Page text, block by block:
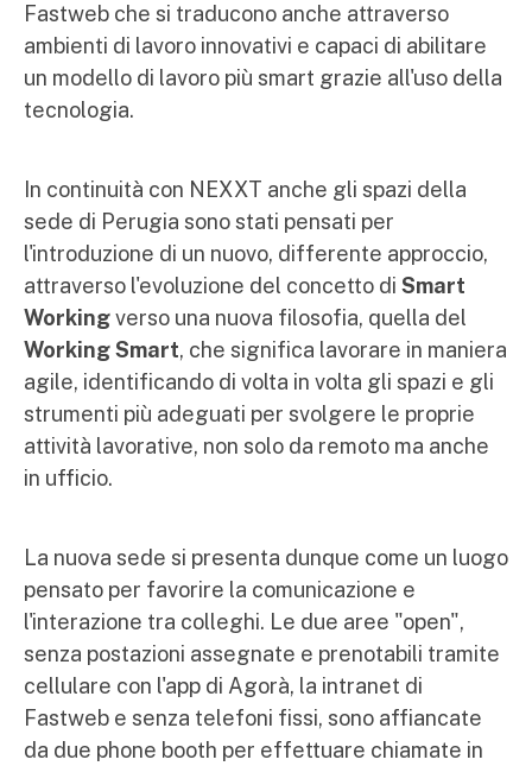
Fastweb che si traducono anche attraverso
ambienti di lavoro innovativi e capaci di abilitare
un modello di lavoro più smart grazie all'uso della
tecnologia.
In continuità con NEXXT anche gli spazi della
sede di Perugia sono stati pensati per
l'introduzione di un nuovo, differente approccio,
attraverso l'evoluzione del concetto di Smart
Workingverso una nuova filosofia, quella del
Working Smart, che significa lavorare in maniera
agile, identificando di volta in volta gli spazi e gli
strumenti più adeguati per svolgere le proprie
attività lavorative, non solo da remoto ma anche
in ufficio.
La nuova sede si presenta dunque come un luogo
pensato per favorire la comunicazione e
l'interazione tra colleghi. Le due aree "open",
senza postazioni assegnate e prenotabili tramite
cellulare con l'app di Agorà, la intranet di
Fastweb e senza telefoni fissi, sono affiancate
da due phone booth per effettuare chiamate in